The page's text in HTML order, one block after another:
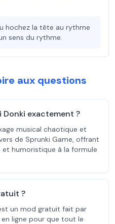
hochez la tête au rythme
sens du rythme.
aux questions
exactement ?
musical chaotique et
de Sprunki Game, offrant
et humoristique à la formule
?
un mod gratuit fait par
ligne pour que tout le